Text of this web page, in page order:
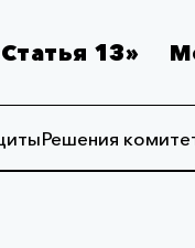
13»
Решения